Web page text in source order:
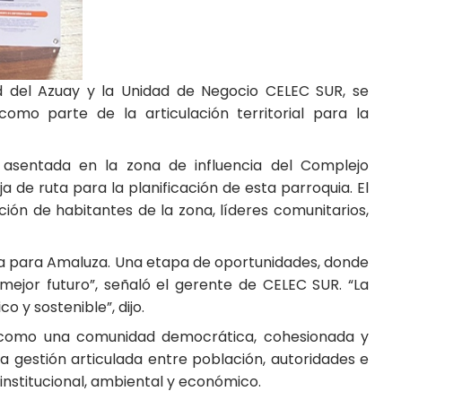
Azuay y la Unidad de Negocio CELEC SUR, se
como parte de la articulación territorial para la
en la zona de influencia del Complejo
de ruta para la planificación de esta parroquia. El
de habitantes de la zona, líderes comunitarios,
para Amaluza. Una etapa de oportunidades, donde
futuro”, señaló el gerente de CELEC SUR. “La
y sostenible”, dijo.
una comunidad democrática, cohesionada y
articulada entre población, autoridades e
ambiental y económico.